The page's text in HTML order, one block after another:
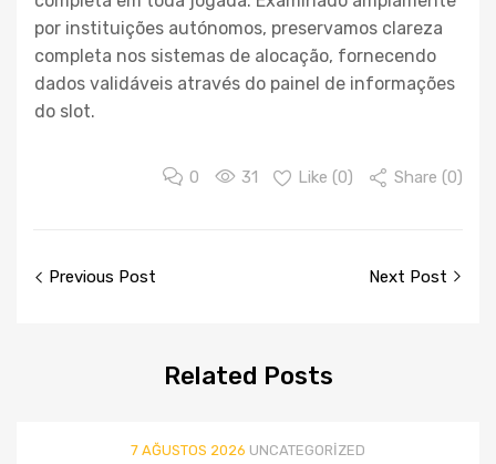
por instituições autónomos, preservamos clareza
completa nos sistemas de alocação, fornecendo
dados validáveis através do painel de informações
do slot.
0 31 Like (0) Share (0)
Previous Post Next Post
Related Posts
7 AĞUSTOS 2026 UNCATEGORIZED